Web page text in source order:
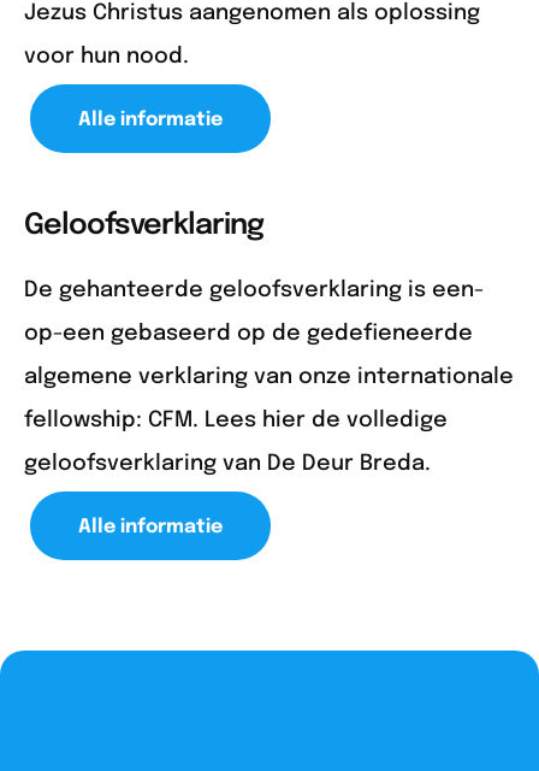
Jezus Christus aangenomen als oplossing
voor hun nood.
Alle informatie
Geloofsverklaring
De gehanteerde geloofsverklaring is een-
op-een gebaseerd op de gedefieneerde
algemene verklaring van onze internationale
fellowship: CFM. Lees hier de volledige
geloofsverklaring van De Deur Breda.
Alle informatie